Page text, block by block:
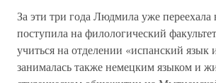
За эти три года Людмила уже
поступила на филологический
учиться на отделении «испанский язык
занималась также немецким языком и